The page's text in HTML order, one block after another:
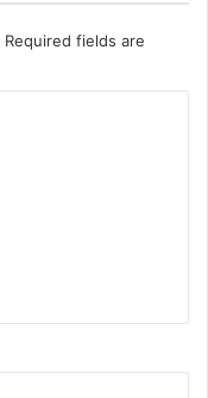
Required fields are